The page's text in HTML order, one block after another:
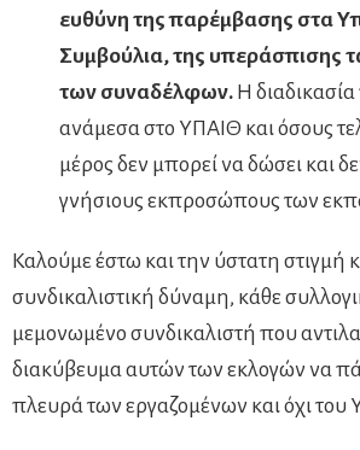
ευθύνη της παρέμβασης στα
Συμβούλια, της υπεράσπισης
των συναδέλφων. Η
ανάμεσα στο ΥΠΑΙΘ και όσους
μέρος δεν μπορεί να δώσει και
γνήσιους εκπροσώπους των
Καλούμε έστω και την ύστατη στιγμή
συνδικαλιστική δύναμη, κάθε
μεμονωμένο συνδικαλιστή που
διακύβευμα αυτών των εκλογών να
πλευρά των εργαζομένων και όχι του